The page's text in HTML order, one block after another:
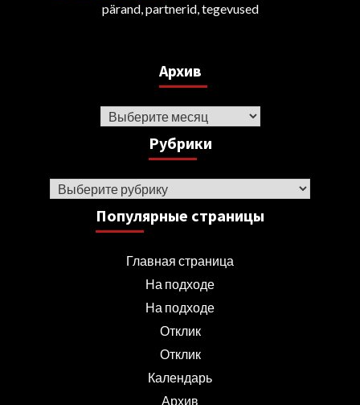
pärand, partnerid, tegevused
Архив
Архив
Рубрики
Рубрики
Популярные страницы
Главная страница
На подходе
На подходе
Отклик
Отклик
Календарь
Архив